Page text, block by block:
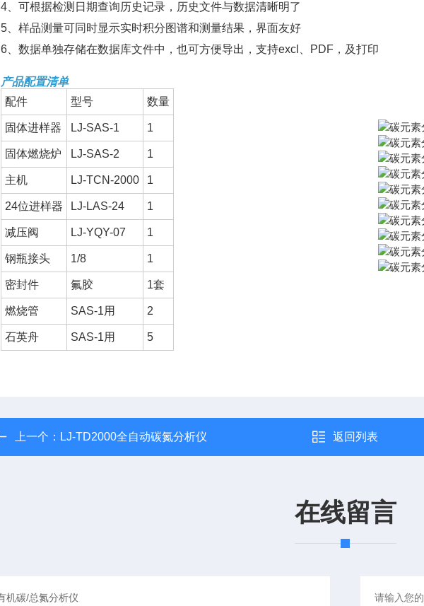
4、可根据检测日期查询历史记录，历史文件与数据清晰明了
5、样品测量可同时显示实时积分图谱和测量结果，界面友好
6、数据单独存储在数据库文件中，也可方便导出，支持excl、PDF，及打印
产品配置清单
配件
型号 数量
固体进样器 LJ-SAS-1 1
固体燃烧炉 LJ-SAS-2 1
主机 LJ-TCN-2000 1
24位进样器 LJ-LAS-24 1
减压阀 LJ-YQY-07 1
钢瓶接头 1/8 1
密封件 氟胶 1套
燃烧管 SAS-1用 2
石英舟 SAS-1用 5
上一个： LJ-TD2000全自动碳氮分析仪 返回列表
在线留言